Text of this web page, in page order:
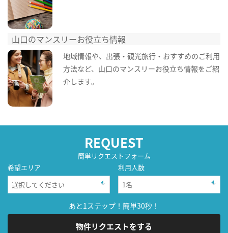
山口のマンスリーお役立ち情報
地域情報や、出張・観光旅行・おすすめのご利用
方法など、山口のマンスリーお役立ち情報をご紹
介します。
REQUEST
簡単リクエストフォーム
希望エリア
利用人数
あと1ステップ！簡単30秒！
物件リクエストをする